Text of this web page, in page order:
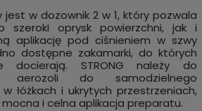
w dozownik 2 w 1, który pozwala
szeroki oprysk powierzchni, jak i
aplikację pod ciśnieniem w szwy
dostępne zakamarki, do których
docierają. STRONG należy do
aerozoli do samodzielnego
łóżkach i ukrytych przestrzeniach,
i celna aplikacja preparatu.